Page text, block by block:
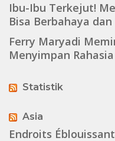
Ibu-Ibu Terkejut!
Bisa Berbahaya
Ferry Maryadi
Menyimpan
Statistik
Asia
Endroits